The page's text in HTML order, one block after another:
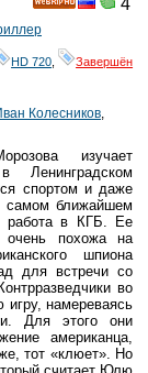
4
HD 720 Завершён
Колесников,
изучает
Ленинградском
спортом и даже
самом ближайшем
работа в КГБ. Ее
похожа на
шпиона
для встречи со
во
намереваясь
Для этого они
американца,
тот «клюет». Но